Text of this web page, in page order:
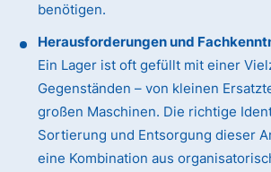
benötigen.
Herausforderungen und
Ein Lager ist oft gefüllt mit einer
Gegenständen – von kleinen
großen Maschinen. Die richtige
Sortierung und Entsorgung dieser
eine Kombination aus